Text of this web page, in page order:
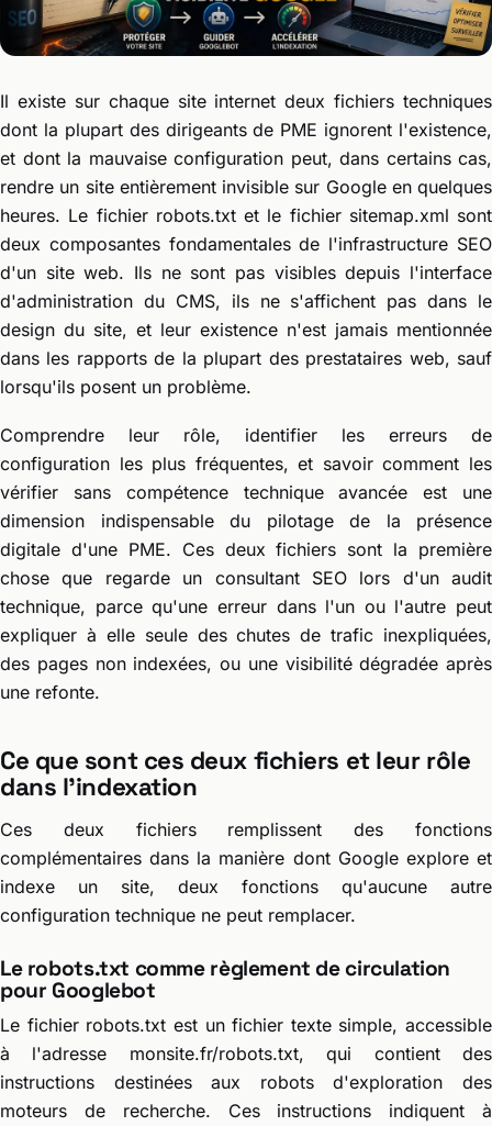
Il existe sur chaque site internet deux fichiers techniques
dont la plupart des dirigeants de PME ignorent l'existence,
et dont la mauvaise configuration peut, dans certains cas,
rendre un site entièrement invisible sur Google en quelques
heures. Le fichier robots.txt et le fichier sitemap.xml sont
deux composantes fondamentales de l'infrastructure SEO
d'un site web. Ils ne sont pas visibles depuis l'interface
d'administration du CMS, ils ne s'affichent pas dans le
design du site, et leur existence n'est jamais mentionnée
dans les rapports de la plupart des prestataires web, sauf
lorsqu'ils posent un problème.
Comprendre leur rôle, identifier les erreurs de
configuration les plus fréquentes, et savoir comment les
vérifier sans compétence technique avancée est une
dimension indispensable du pilotage de la présence
digitale d'une PME. Ces deux fichiers sont la première
chose que regarde un consultant SEO lors d'un audit
technique, parce qu'une erreur dans l'un ou l'autre peut
expliquer à elle seule des chutes de trafic inexpliquées,
des pages non indexées, ou une visibilité dégradée après
une refonte.
Ce que sont ces deux fichiers et leur rôle
dans l'indexation
Ces deux fichiers remplissent des fonctions
complémentaires dans la manière dont Google explore et
indexe un site, deux fonctions qu'aucune autre
configuration technique ne peut remplacer.
Le robots.txt comme règlement de circulation
pour Googlebot
Le fichier robots.txt est un fichier texte simple, accessible
à l'adresse monsite.fr/robots.txt, qui contient des
instructions destinées aux robots d'exploration des
moteurs de recherche. Ces instructions indiquent à